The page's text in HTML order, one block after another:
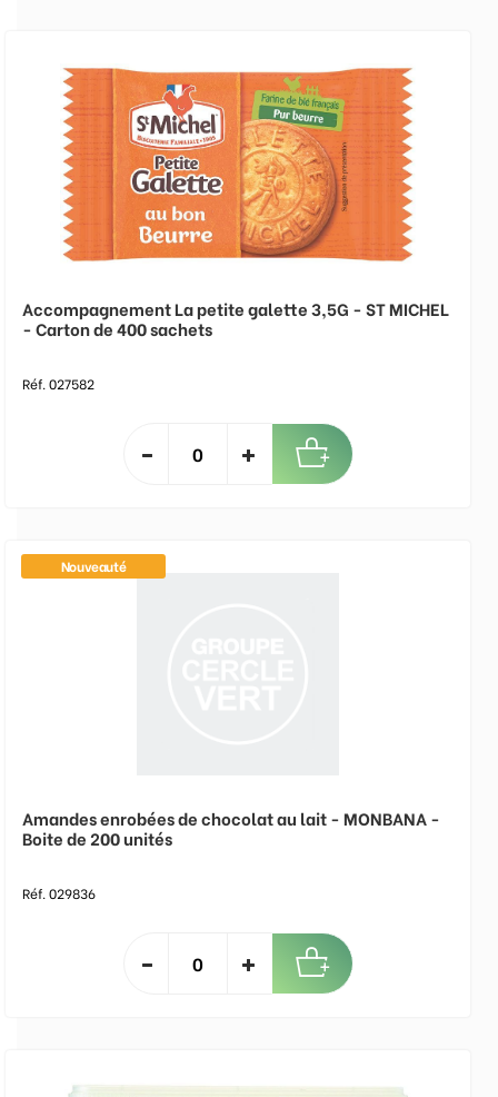
Accompagnement La petite galette 3,5G - ST MICHEL
- Carton de 400 sachets
Réf. 027582
Nouveauté
Amandes enrobées de chocolat au lait - MONBANA -
Boite de 200 unités
Réf. 029836